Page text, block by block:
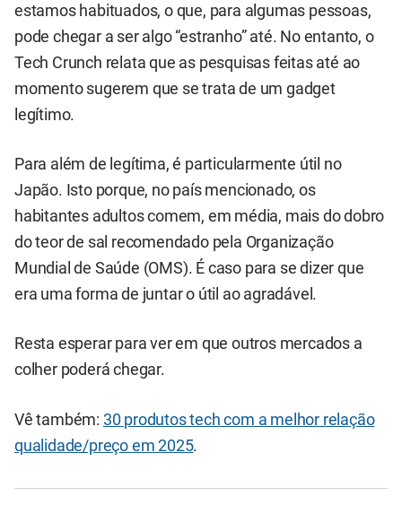
estamos habituados, o que, para algumas pessoas,
pode chegar a ser algo “estranho” até. No entanto, o
Tech Crunch relata que as pesquisas feitas até ao
momento sugerem que se trata de um gadget
legítimo.
Para além de legítima, é particularmente útil no
Japão. Isto porque, no país mencionado, os
habitantes adultos comem, em média, mais do dobro
do teor de sal recomendado pela Organização
Mundial de Saúde (OMS). É caso para se dizer que
era uma forma de juntar o útil ao agradável.
Resta esperar para ver em que outros mercados a
colher poderá chegar.
Vê também: 30 produtos tech com a melhor relação
qualidade/preço em 2025.